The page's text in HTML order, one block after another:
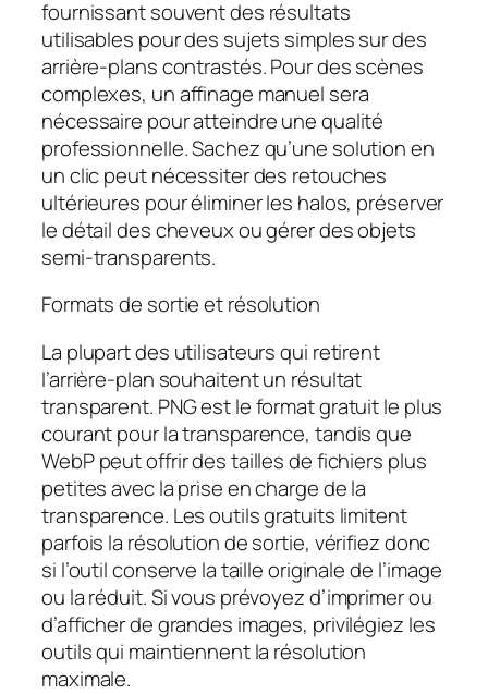
fournissant souvent des résultats
utilisables pour des sujets simples sur des
arrière-plans contrastés. Pour des scènes
complexes, un affinage manuel sera
nécessaire pour atteindre une qualité
professionnelle. Sachez qu’une solution en
un clic peut nécessiter des retouches
ultérieures pour éliminer les halos, préserver
le détail des cheveux ou gérer des objets
semi-transparents.
Formats de sortie et résolution
La plupart des utilisateurs qui retirent
l’arrière-plan souhaitent un résultat
transparent. PNG est le format gratuit le plus
courant pour la transparence, tandis que
WebP peut offrir des tailles de fichiers plus
petites avec la prise en charge de la
transparence. Les outils gratuits limitent
parfois la résolution de sortie, vérifiez donc
si l’outil conserve la taille originale de l’image
ou la réduit. Si vous prévoyez d’imprimer ou
d’afficher de grandes images, privilégiez les
outils qui maintiennent la résolution
maximale.